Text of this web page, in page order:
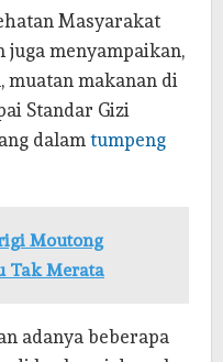
Masyarakat
menyampaikan,
muatan makanan di
Standar Gizi
dalam tumpeng
Moutong
Tak Merata
adanya beberapa